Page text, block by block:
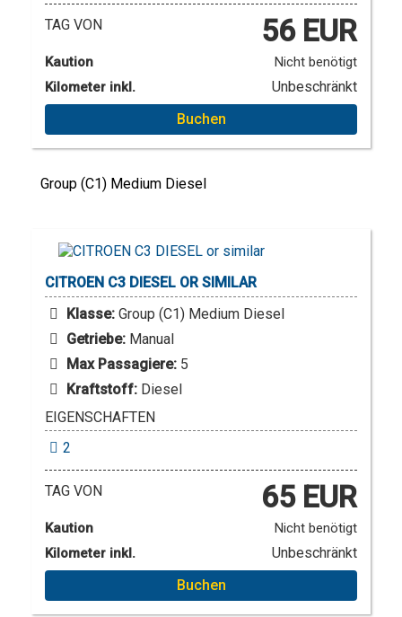
TAG VON 56 EUR
Kaution
Nicht benötigt
Kilometer inkl.
Unbeschränkt
Buchen
Group (C1) Medium Diesel
CITROEN C3 DIESEL OR SIMILAR
Klasse: Group (C1) Medium Diesel
Getriebe: Manual
Max Passagiere: 5
Kraftstoff: Diesel
EIGENSCHAFTEN
2
TAG VON 65 EUR
Kaution
Nicht benötigt
Kilometer inkl.
Unbeschränkt
Buchen